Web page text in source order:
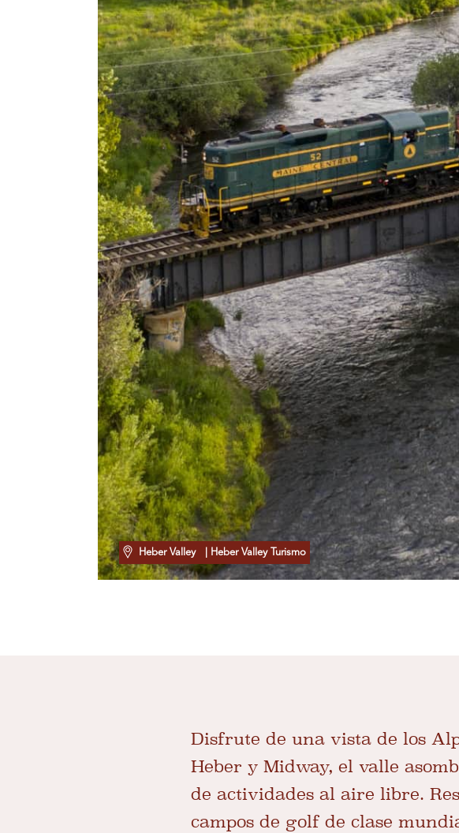
Heber Valley | Heber Valley Turismo
Disfrute de una vista de los
Heber y Midway, el valle
de actividades al aire libre.
campos de golf de clase